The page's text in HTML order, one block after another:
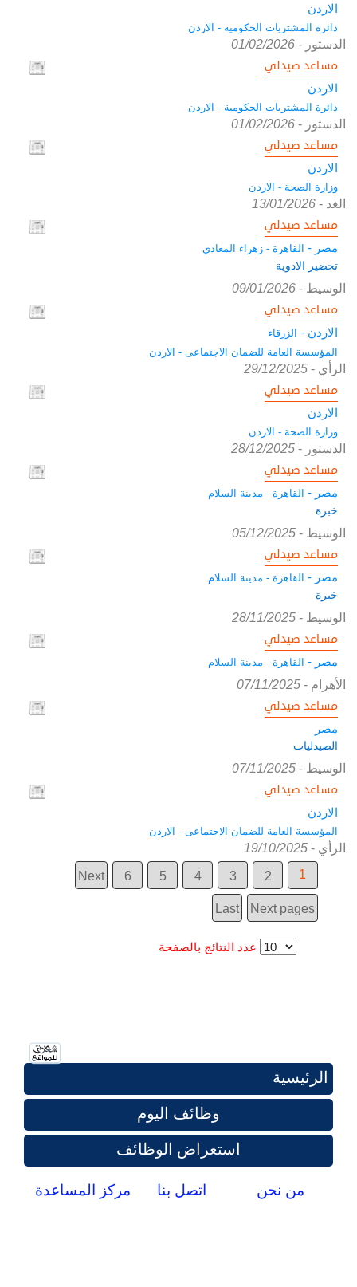
الاردن
دائرة المشتريات الحكومية - الاردن
الدستور -
01/02/2026
مساعد صيدلي
الاردن
دائرة المشتريات الحكومية - الاردن
الدستور -
01/02/2026
مساعد صيدلي
الاردن
وزارة الصحة - الاردن
الغد -
13/01/2026
مساعد صيدلي
مصر - القاهرة - زهراء المعادي
تحضير الادوية
الوسيط -
09/01/2026
مساعد صيدلي
الاردن - الزرقاء
المؤسسة العامة للضمان الاجتماعى - الاردن
الرأي -
29/12/2025
مساعد صيدلي
الاردن
وزارة الصحة - الاردن
الدستور -
28/12/2025
مساعد صيدلي
مصر - القاهرة - مدينة السلام
خبرة
الوسيط -
05/12/2025
مساعد صيدلي
مصر - القاهرة - مدينة السلام
خبرة
الوسيط -
28/11/2025
مساعد صيدلي
مصر - القاهرة - مدينة السلام
الأهرام -
07/11/2025
مساعد صيدلي
مصر
الصيدليات
الوسيط -
07/11/2025
مساعد صيدلي
الاردن
المؤسسة العامة للضمان الاجتماعى - الاردن
الرأي -
19/10/2025
1
2
3
4
5
6
Next
Next pages
Last
عدد النتائج بالصفحة
الرئيسية
وظائف اليوم
استعراض الوظائف
من نحن اتصل بنا مركز المساعدة